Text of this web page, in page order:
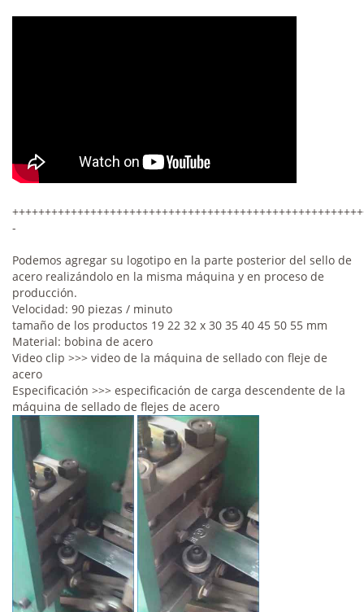
-
Podemos agregar su logotipo en la parte posterior del sello de
acero realizándolo en la misma máquina y en proceso de
producción.
Velocidad: 90 piezas / minuto
tamaño de los productos 19 22 32 x 30 35 40 45 50 55 mm
Material: bobina de acero
Video clip >>> video de la máquina de sellado con fleje de
acero
Especificación >>> especificación de carga descendente de la
máquina de sellado de flejes de acero